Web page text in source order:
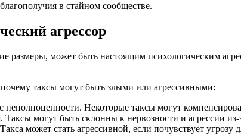
в стайном сообществе.
агрессор
размеры, может быть настоящим психологическим
таксы могут быть злыми или агрессивными:
неполноценности. Некоторые таксы могут
могут быть склонны к нервозности и агрессии из-
может стать агрессивной, если почувствует угрозу